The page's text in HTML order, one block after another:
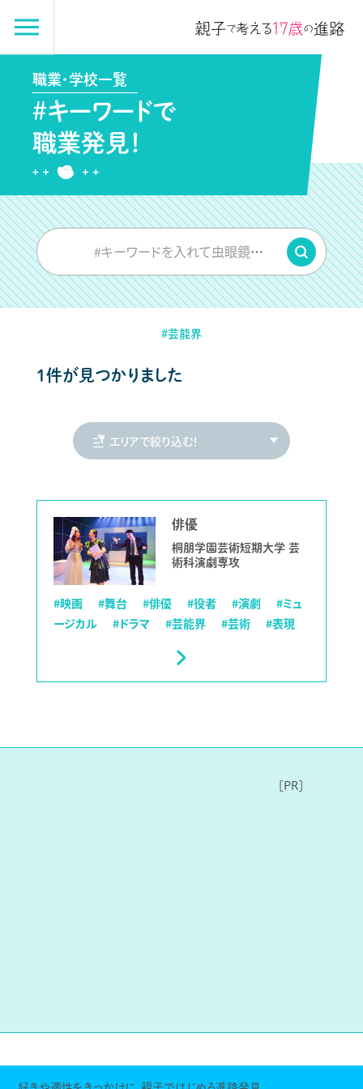
職業・学校一覧
#キーワードで
職業発見！
#キーワードを入れて虫眼鏡をPUSH
#芸能界
1件が見つかりました
俳優
桐朋学園芸術短期大学 芸
術科演劇専攻
#映画 #舞台 #俳優 #役者 #演劇
#ミュ
ージカル
#ドラマ #芸能界 #芸術 #表現